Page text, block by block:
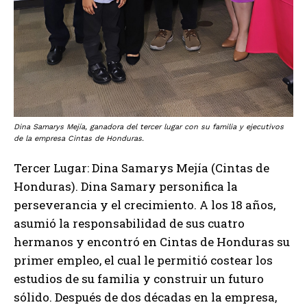
Dina Samarys Mejía, ganadora del tercer lugar con su familia y ejecutivos
de la empresa Cintas de Honduras.
Tercer Lugar: Dina Samarys Mejía (Cintas de
Honduras). Dina Samary personifica la
perseverancia y el crecimiento. A los 18 años,
asumió la responsabilidad de sus cuatro
hermanos y encontró en Cintas de Honduras su
primer empleo, el cual le permitió costear los
estudios de su familia y construir un futuro
sólido. Después de dos décadas en la empresa,